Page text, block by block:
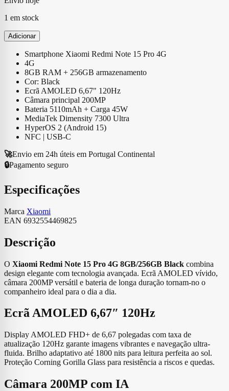
1 em stock
Adicionar
Smartphone Xiaomi Redmi Note 15 Pro 4G
4G
8GB RAM + 256GB armazenamento
Cor: Black
Ecrã AMOLED 6,67" 120Hz
Câmara principal 200MP
Bateria 5110mAh + Carga 45W
MediaTek Dimensity 7300 Ultra
HyperOS 2 (Android 15)
NFC | USB-C
🚀Envio em 24h úteis em Portugal Continental
🔒Pagamento seguro
Especificações
Marca Xiaomi
EAN 6932554469825
Descrição
O Xiaomi Redmi Note 15 Pro 4G 8GB/256GB Black combina
design elegante com tecnologia avançada. Ecrã AMOLED vívido,
câmara 200MP versátil e bateria de longa duração tornam-no o
companheiro ideal para o dia a dia.
Ecrã AMOLED 6,67″ 120Hz
Display AMOLED FHD+ de 6,67 polegadas com taxa de
atualização 120Hz garante imagens vibrantes e navegação ultra-
fluida. Brilho adaptativo até 1800 nits para leitura perfeita ao sol.
Proteção Corning Gorilla Glass para resistência a riscos e quedas.
Câmara 200MP com IA